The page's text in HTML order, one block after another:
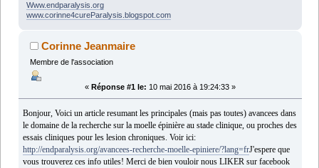
Www.endparalysis.org
www.corinne4cureParalysis.blogspot.com
Corinne Jeanmaire
Membre de l'association
« Réponse #1 le: 10 mai 2016 à 19:24:33 »
Bonjour,Voici un article resumant les principales (mais pas toutes) avancees dans
le domaine de la recherche sur la moelle épinière au stade clinique, ou proches des
essais cliniques pour les lesion chroniques. Voir ici:
http://endparalysis.org/avancees-recherche-moelle-epiniere/?lang=frJ'espere que
vous trouverez ces info utiles! Merci de bien vouloir nous LIKER sur facebook